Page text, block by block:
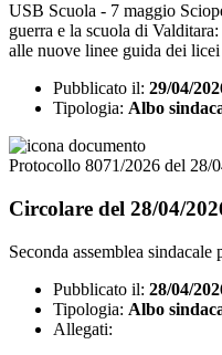
USB Scuola - 7 maggio
guerra e la scuola di
alle nuove linee guida dei licei
Pubblicato il: 29/04/
Tipologia: Albo
Protocollo 8071/2026 del 28/
Circolare del 28/04/
Seconda assemblea
Pubblicato il: 28/04/
Tipologia: Albo
Allegati: